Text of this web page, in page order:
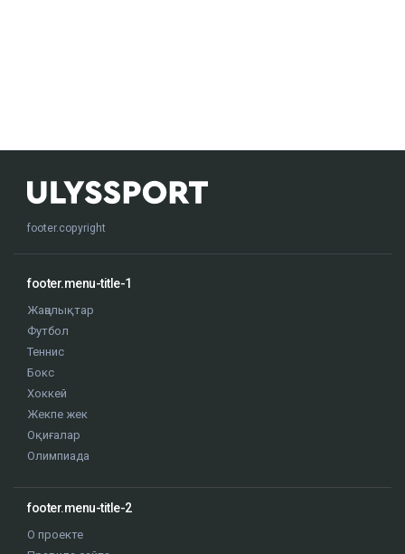
footer.copyright
footer.menu-title-1
Жаңалықтар
Футбол
Теннис
Бокс
Хоккей
Жекпе жек
Оқиғалар
Олимпиада
footer.menu-title-2
О проекте